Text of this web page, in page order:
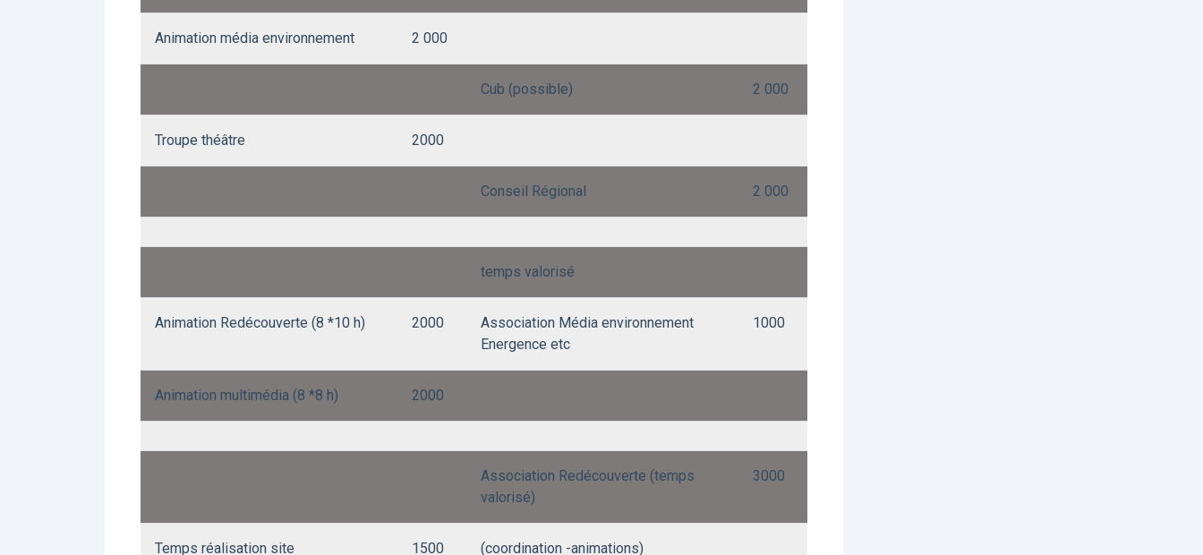
Animation média environnement 2 000
Cub (possible) 2 000
Troupe théâtre 2000
Conseil Régional 2 000
temps valorisé
Animation Redécouverte (8 *10 h) 2000
Association Média environnement
Energence etc
1000
Animation multimédia (8 *8 h) 2000
Association Redécouverte (temps
valorisé)
3000
Temps réalisation site 1500 (coordination -animations)